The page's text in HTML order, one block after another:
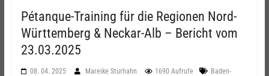
Pétanque-Training für die Regionen Nord-
Württemberg & Neckar-Alb – Bericht vom
23.03.2025
08. 04. 2025 Mareike Sturhahn 1690 Aufrufe
Baden-